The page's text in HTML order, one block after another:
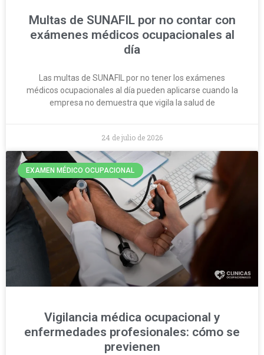
Multas de SUNAFIL por no contar con
exámenes médicos ocupacionales al
día
Las multas de SUNAFIL por no tener los exámenes
médicos ocupacionales al día pueden aplicarse cuando la
empresa no demuestra que vigila la salud de
24 de julio de 2026
EXAMEN MÉDICO OCUPACIONAL
Vigilancia médica ocupacional y
enfermedades profesionales: cómo se
previenen